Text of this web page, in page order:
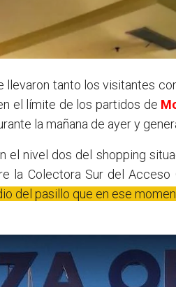
llevaron tanto los visitantes
el límite de los partidos de
la mañana de ayer y
el nivel dos del shopping
la Colectora Sur del
del pasillo que en ese